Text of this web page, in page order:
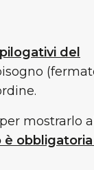
del
mostrarlo al
è